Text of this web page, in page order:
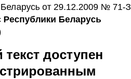
от 29.12.2009 № 71-З
Беларусь
доступен